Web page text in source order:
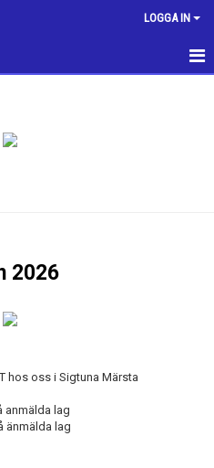
LOGGA IN
2026
hos oss i Sigtuna Märsta
anmälda lag
änmälda lag